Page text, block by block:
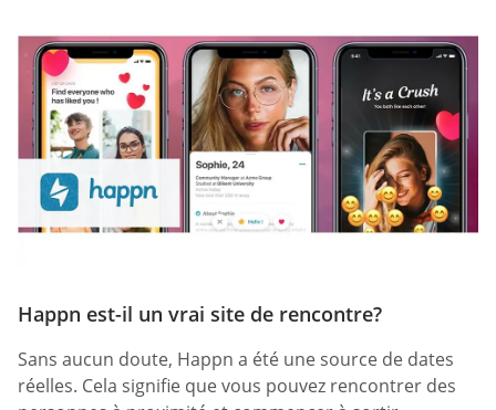
Happn est-il un vrai site de rencontre?
Sans aucun doute, Happn a été une source de dates
réelles. Cela signifie que vous pouvez rencontrer des